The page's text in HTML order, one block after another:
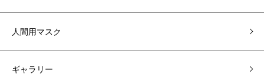
人間用マスク
ギャラリー